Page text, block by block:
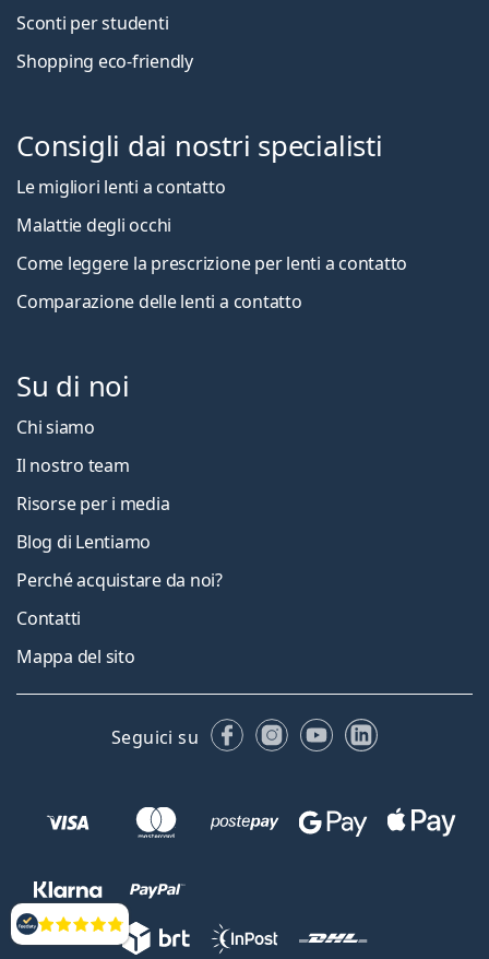
Valutazione
Sconti per studenti
Shopping eco-friendly
Consigli dai nostri specialisti
Le migliori lenti a contatto
Malattie degli occhi
Come leggere la prescrizione per lenti a contatto
Comparazione delle lenti a contatto
Su di noi
Chi siamo
Il nostro team
Risorse per i media
Blog di Lentiamo
Perché acquistare da noi?
Contatti
Mappa del sito
Seguici su FacebookInstagram
YouTubeLinkedIn